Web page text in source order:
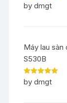
Rated5out
of 5
by dmgt
Máy lau sàn
S530B
Rated5out
of 5
by dmgt